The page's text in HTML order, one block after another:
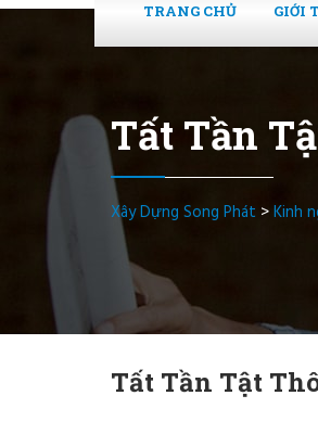
TRANG CHỦ GIỚI
Tất Tần
Xây Dựng Song Phát >Kinh
Tất Tần Tật